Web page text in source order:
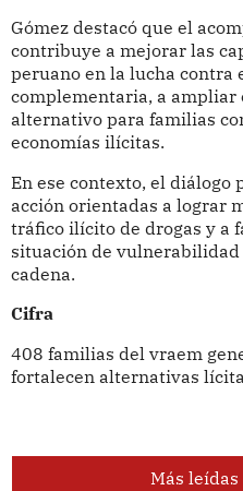
Gómez destacó que el
contribuye a mejorar las
peruano en la lucha contra
complementaria, a
alternativo para familias
economías ilícitas.
En ese contexto, el
acción orientadas a lograr
tráfico ilícito de drogas y a
situación de vulnerabilidad
cadena.
Cifra
408 familias del vraem
fortalecen alternativas
Más